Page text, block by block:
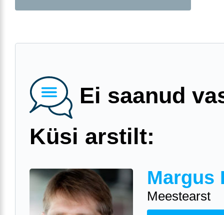
Ei saanud
Küsi arstilt:
Margus
Meestearst